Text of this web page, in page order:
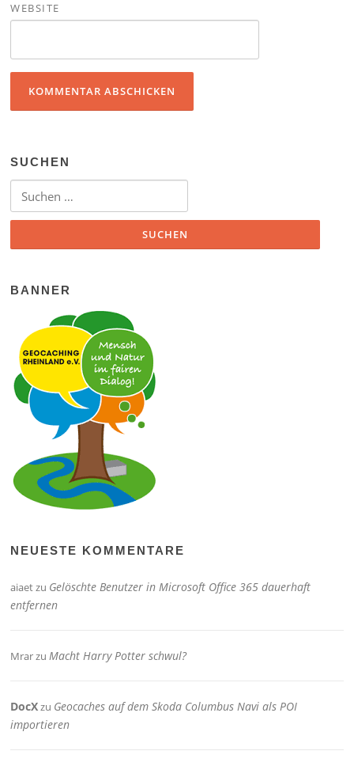
WEBSITE
SUCHEN
Suchen nach:
BANNER
NEUESTE KOMMENTARE
aiaetzu Gelöschte Benutzer in Microsoft Office 365 dauerhaft
entfernen
MrarzuMacht Harry Potter schwul?
DocXzu Geocaches auf dem Skoda Columbus Navi als POI
importieren